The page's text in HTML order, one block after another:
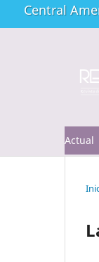
Central
Actual